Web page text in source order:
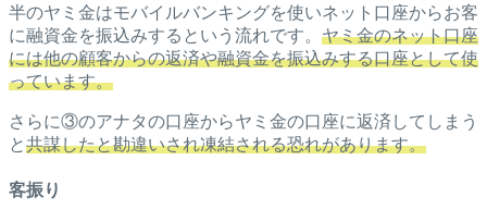
半のヤミ金はモバイルバンキングを使いネット口座からお客
に融資金を振込みするという流れです。 ヤミ金のネット口座
には他の顧客からの返済や融資金を振込みする口座として使
っています。
さらに③のアナタの口座からヤミ金の口座に返済してしまう
と共謀したと勘違いされ凍結される恐れがあります。
客振り